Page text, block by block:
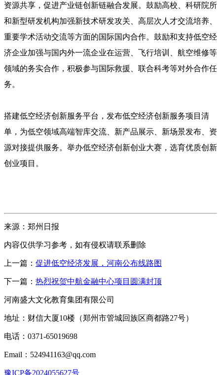
资源共享，促进产业链创新链融合发展。鼓励高校、科研院所
和新型研发机构加强新技术研发攻关、高层次人才交流培养、
重要学术活动交流等方面的国际国内合作。鼓励和支持低空经
济企业加强与国内外一流企业在运营、飞行培训、航空维修等
领域的务实合作，积极参与国际救援、联合科考等对外合作任
务。
搭建低空经济创新服务平台，发布低空经济创新服务项目清
单，为低空领域高端智库交流、新产品展示、新场景发布、资
源对接提供服务。举办低空经济创新创业大赛，选育优质创新
创业项目。
来源：郑州日报
内容仅供学习参考，如有侵权请联系删除
上一篇： 促进低空经济发展，河南公布线路图
下一篇： 热烈祝贺中航金融中心项目圆满封顶
河南盛大文化教育集团有限公司
地址：财信大厦10楼（郑州市管城回族区商都路27号）
电话：0371-65019698
Email：524941163@qq.com
豫ICP备2024055627号